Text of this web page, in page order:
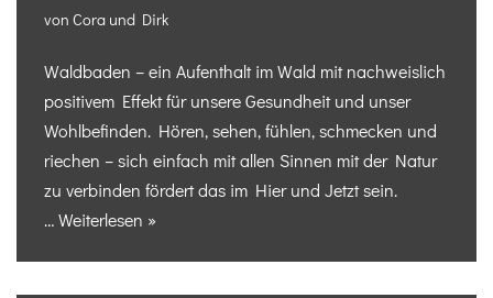
von Cora und Dirk
Waldbaden – ein Aufenthalt im Wald mit nachweislich
positivem Effekt für unsere Gesundheit und unser
Wohlbefinden. Hören, sehen, fühlen, schmecken und
riechen – sich einfach mit allen Sinnen mit der Natur
zu verbinden fördert das im Hier und Jetzt sein.
…Weiterlesen »